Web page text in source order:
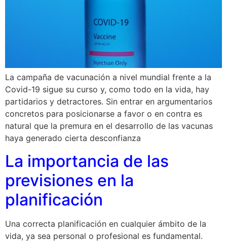
La campaña de vacunación a nivel mundial frente a la
Covid-19 sigue su curso y, como todo en la vida, hay
partidarios y detractores. Sin entrar en argumentarios
concretos para posicionarse a favor o en contra es
natural que la premura en el desarrollo de las vacunas
haya generado cierta desconfianza
La importancia de las
previsiones en la
planificación
Una correcta planificación en cualquier ámbito de la
vida, ya sea personal o profesional es fundamental.